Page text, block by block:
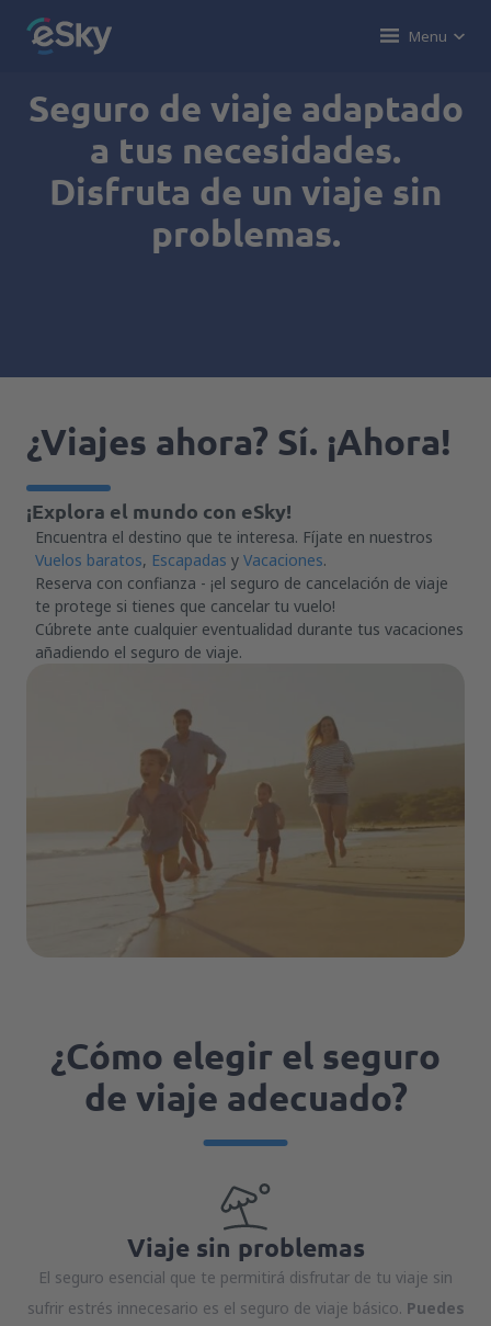
Menu
Seguro de viaje adaptado
a tus necesidades.
Disfruta de un viaje sin
problemas.
¿Viajes ahora? Sí. ¡Ahora!
¡Explora el mundo con eSky!
Encuentra el destino que te interesa. Fíjate en nuestros
Vuelos baratos, Escapadas y Vacaciones.
Reserva con confianza - ¡el seguro de cancelación de viaje
te protege si tienes que cancelar tu vuelo!
Cúbrete ante cualquier eventualidad durante tus vacaciones
añadiendo el seguro de viaje.
¿Cómo elegir el seguro
de viaje adecuado?
Viaje sin problemas
El seguro esencial que te permitirá disfrutar de tu viaje sin
sufrir estrés innecesario es el seguro de viaje básico. Puedes